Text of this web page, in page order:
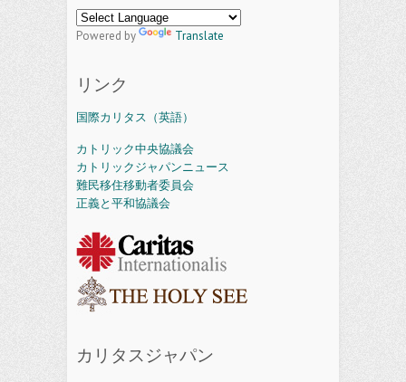
Powered by Translate
リンク
国際カリタス（英語）
カトリック中央協議会
カトリックジャパンニュース
難民移住移動者委員会
正義と平和協議会
カリタスジャパン